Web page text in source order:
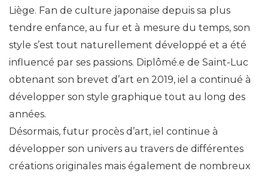
Liège. Fan de culture japonaise depuis sa plus
tendre enfance, au fur et à mesure du temps, son
style s’est tout naturellement développé et a été
influencé par ses passions. Diplômé.e de Saint-Luc
obtenant son brevet d’art en 2019, iel a continué à
développer son style graphique tout au long des
années.
Désormais, futur procès d’art, iel continue à
développer son univers au travers de différentes
créations originales mais également de nombreux